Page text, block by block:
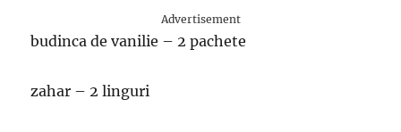
Advertisement
budinca de vanilie – 2 pachete
zahar – 2 linguri